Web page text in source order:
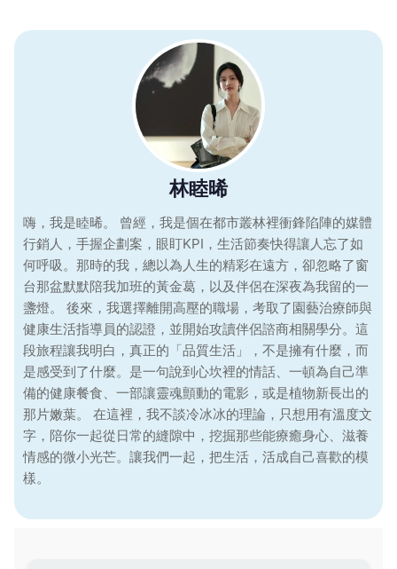
林睦晞
嗨，我是睦晞。 曾經，我是個在都市叢林裡衝鋒陷陣的媒體
行銷人，手握企劃案，眼盯KPI，生活節奏快得讓人忘了如
何呼吸。那時的我，總以為人生的精彩在遠方，卻忽略了窗
台那盆默默陪我加班的黃金葛，以及伴侶在深夜為我留的一
盞燈。 後來，我選擇離開高壓的職場，考取了園藝治療師與
健康生活指導員的認證，並開始攻讀伴侶諮商相關學分。這
段旅程讓我明白，真正的「品質生活」，不是擁有什麼，而
是感受到了什麼。是一句說到心坎裡的情話、一頓為自己準
備的健康餐食、一部讓靈魂顫動的電影，或是植物新長出的
那片嫩葉。 在這裡，我不談冷冰冰的理論，只想用有溫度文
字，陪你一起從日常的縫隙中，挖掘那些能療癒身心、滋養
情感的微小光芒。讓我們一起，把生活，活成自己喜歡的模
樣。